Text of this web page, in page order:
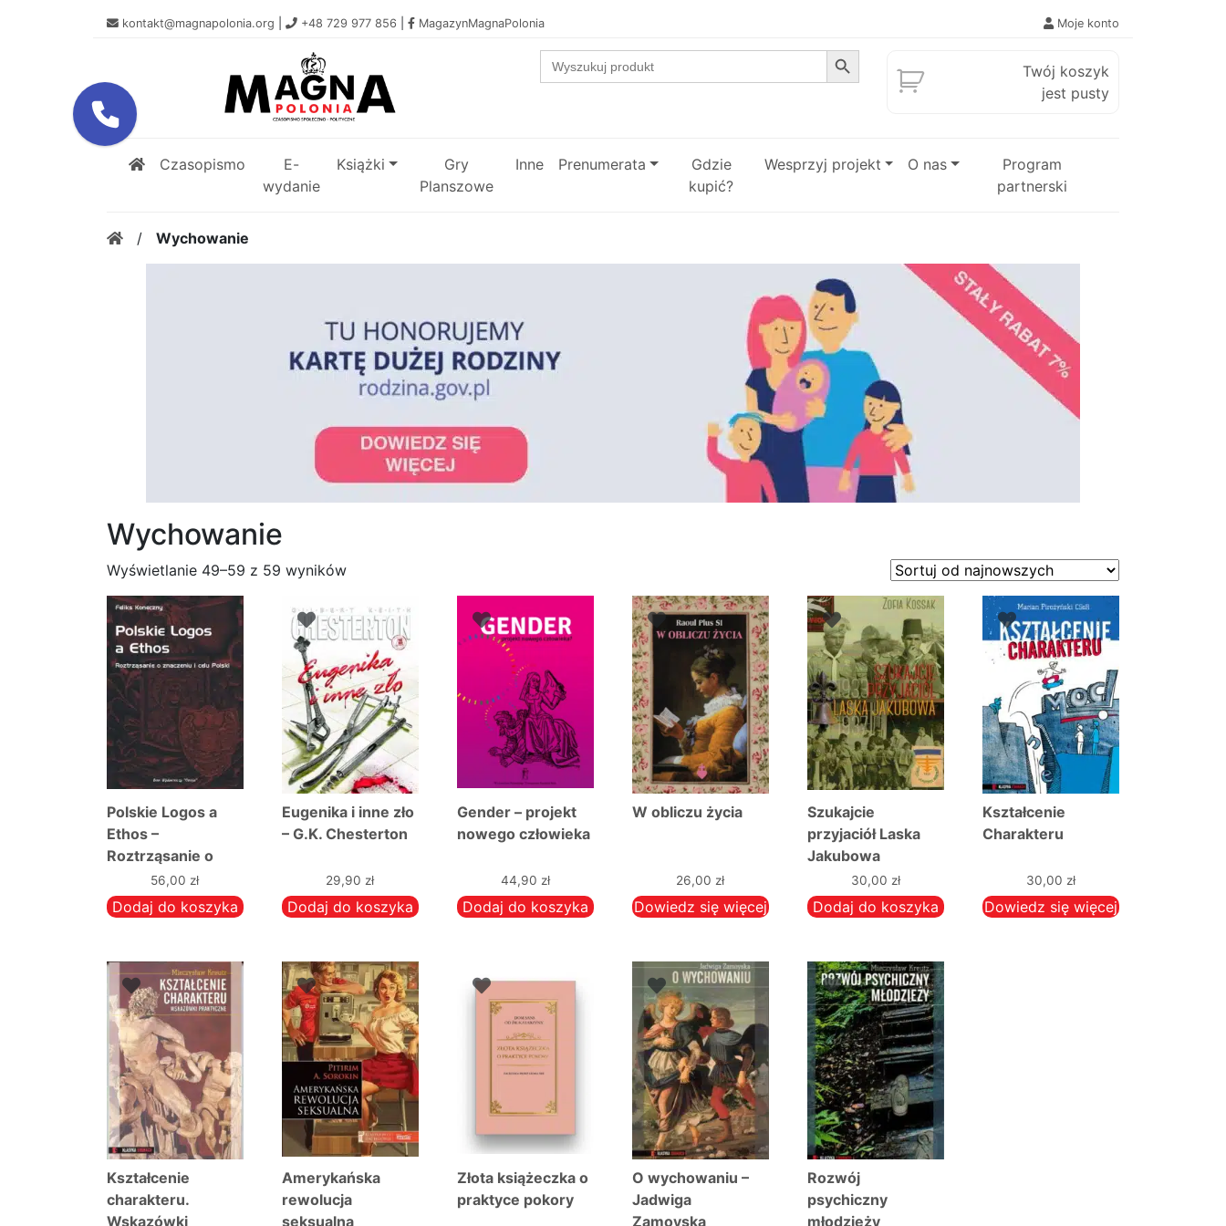
kontakt@magnapolonia.org +48 729 977 856 MagazynMagnaPolonia Moje konto
Search
for:
Search Button
Twój koszyk
jest pusty
Czasopismo
E-
wydanie
Książki
Gry
Planszowe
Inne Prenumerata
Gdzie
kupić?
Wesprzyj projekt O nas
Program
partnerski
/ Wychowanie
Wychowanie
Wyświetlanie 49–59 z 59 wynikówPosortowane
najnowszych
Polskie Logos a
Ethos –
Roztrząsanie o
znaczeniu i celu
Polski – Feliks
Koneczny
56,00zł
Dodaj do koszyka
Eugenika i inne zło
– G.K. Chesterton
29,90zł
Dodaj do koszyka
Gender – projekt
nowego człowieka
44,90 zł
Dodaj do koszyka
W obliczu życia
26,00zł
Dowiedz się więcej
Szukajcie
przyjaciół Laska
Jakubowa
30,00 zł
Dodaj do koszyka
Kształcenie
Charakteru
30,00 zł
Dowiedz się więcej
Kształcenie
charakteru.
Wskazówki
Amerykańska
rewolucja
seksualna
Złota książeczka o
praktyce pokory
O wychowaniu –
Jadwiga
Zamoyska
Rozwój
psychiczny
młodzieży